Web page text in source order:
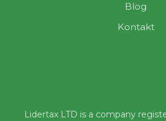
Blog
Kontakt
Lidertax LTD is a company